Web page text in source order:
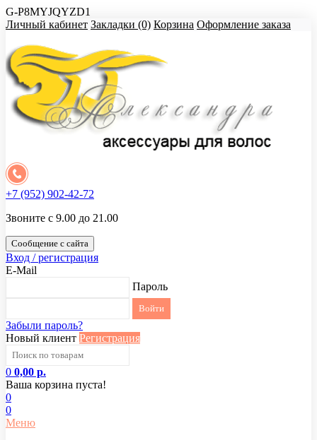
G-P8MYJQYZD1
Личный кабинет Закладки (0) Корзина Оформление заказа
+7 (952) 902-42-72
Звоните с 9.00 до 21.00
Сообщение с сайта
Вход / регистрация
E-Mail
Пароль
Забыли пароль?
Новый клиент Регистрация
0 0,00 р.
Ваша корзина пуста!
0
0
Меню